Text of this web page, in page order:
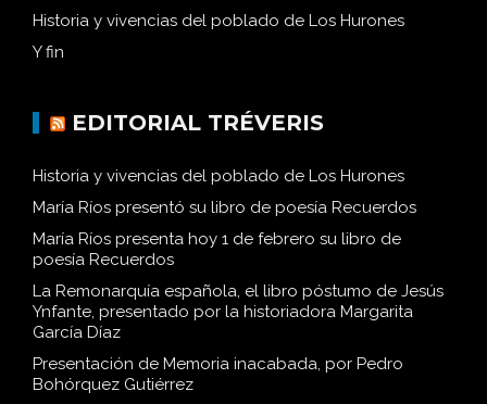
Historia y vivencias del poblado de Los Hurones
Y fin
EDITORIAL TRÉVERIS
Historia y vivencias del poblado de Los Hurones
María Ríos presentó su libro de poesía Recuerdos
María Ríos presenta hoy 1 de febrero su libro de
poesía Recuerdos
La Remonarquía española, el libro póstumo de Jesús
Ynfante, presentado por la historiadora Margarita
García Díaz
Presentación de Memoria inacabada, por Pedro
Bohórquez Gutiérrez